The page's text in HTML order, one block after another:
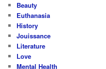
Beauty
Euthanasia
History
Jouissance
Literature
Love
Mental Health